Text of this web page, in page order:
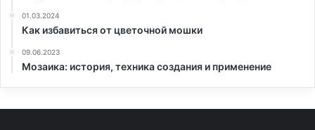
01.03.2024
Как избавиться от цветочной мошки
09.06.2023
Мозаика: история, техника создания и применение